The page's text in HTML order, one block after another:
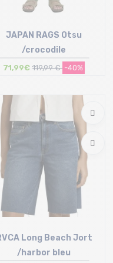
34
JAPAN RAGS Otsu
/crocodile
71,99€ 119,99 € -40%
Long Beach Jort
/harbor bleu